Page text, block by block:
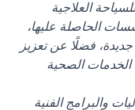
العلاجية
الحاصلة عليها،
فضلًا عن تعزيز
الخدمات الصحية
والبرامج الفنية